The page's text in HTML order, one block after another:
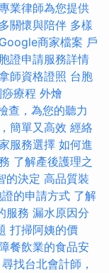
業律師為您提供
關懷與陪伴 多樣
商家檔案 戶
證申請服務詳情
師資格證照 台胞
療程 外燴
查，為您的聽力
簡單又高效 經絡
服務選擇 如何進
了解產後護理之
的決定 高品質裝
的申請方式 了解
服務 漏水原因分
打掃阿姨的價
餐飲業的食品安
尋找台北會計師，